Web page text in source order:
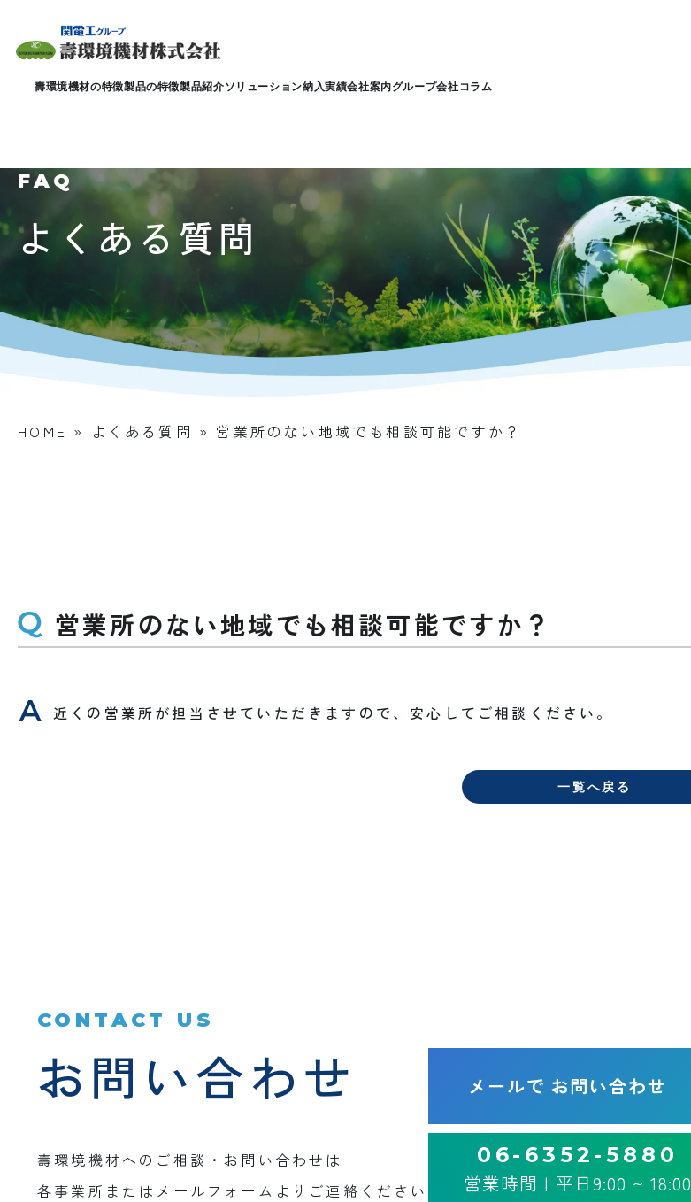
壽環境機材の特徴製品の特徴製品紹介ソリューション納入実績会社案内グループ会社 コラム
FAQ
よくある質問
HOME » よくある質問 » 営業所のない地域でも相談可能ですか？
営業所のない地域でも相談可能ですか？
近くの営業所が担当させていただきますので、安心してご相談ください。
一覧へ戻る
CONTACT US
お問い合わせ
壽環境機材へのご相談・お問い合わせは
各事業所またはメールフォームよりご連絡ください
メールで お問い合わせ
06-6352-5880
営業時間 | 平日9:00 ~ 18:00